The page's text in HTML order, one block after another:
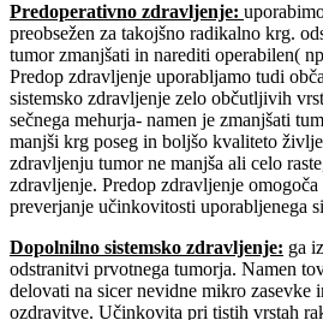
Predoperativno zdravljenje:
preobsežen za takojšno radikalno krg.
tumor zmanjšati in narediti operabilen(
Predop zdravljenje uporabljamo tudi
sistemsko zdravljenje zelo občutljivih
sečnega mehurja- namen je zmanjšati
manjši krg poseg in boljšo kvaliteto
zdravljenju tumor ne manjša ali celo
zdravljenje. Predop zdravljenje
preverjanje učinkovitosti uporabljenega
Dopolnilno sistemsko zdravljenje: ga
odstranitvi prvotnega tumorja. Namen
delovati na sicer nevidne mikro zasevke
ozdravitve. Učinkovita pri tistih vrstah